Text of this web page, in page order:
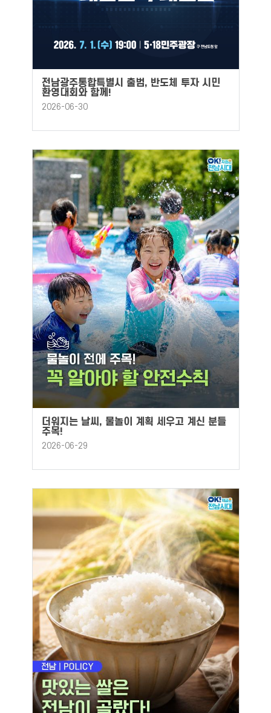
전남광주통합특별시 출범, 반도체 투자 시민
환영대회와 함께!
2026-06-30
더워지는 날씨, 물놀이 계획 세우고 계신 분들
주목!
2026-06-29